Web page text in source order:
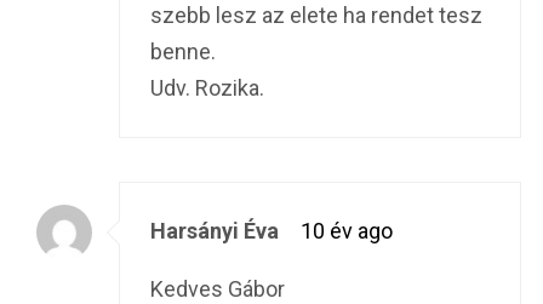
szebb lesz az elete ha rendet tesz
benne.
Udv. Rozika.
Harsányi Éva 10 év ago
Kedves Gábor